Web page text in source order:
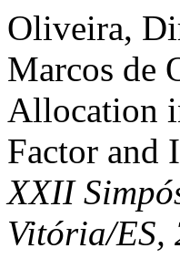
Oliveira,
Marcos de
Allocation
Factor and
XXII
Vitória/ES,